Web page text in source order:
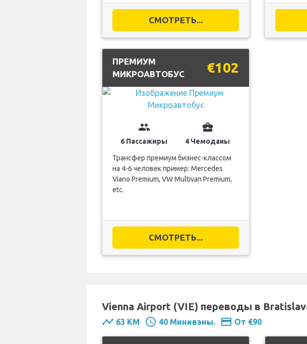
СМОТРЕТЬ...
ПРЕМИУМ
МИКРОАВТОБУС
€102
group
6 Пассажиры
business_center
4 Чемоданы
Трансфер премиум бизнес-классом
на 4-6 человек пример: Mercedes
Viano Premium, VW Multivan Premium,
etc.
СМОТРЕТЬ...
Vienna Airport (VIE) переводы в
timeline 63 KM schedule 40 Минивэны. payment От €90